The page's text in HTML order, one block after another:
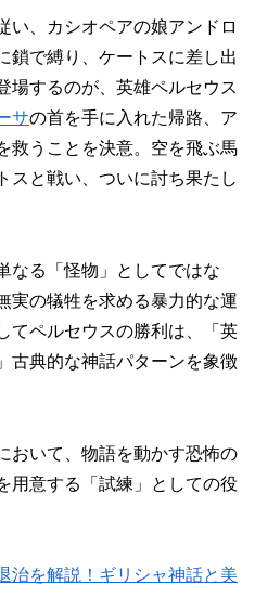
い、カシオペアの娘アンドロ
鎖で縛り、ケートスに差し出
場するのが、英雄ペルセウス
サの首を手に入れた帰路、ア
救うことを決意。空を飛ぶ馬
スと戦い、ついに討ち果たし
なる「怪物」としてではな
実の犠牲を求める暴力的な運
てペルセウスの勝利は、「英
古典的な神話パターンを象徴
おいて、物語を動かす恐怖の
用意する「試練」としての役
治を解説！ギリシャ神話と美